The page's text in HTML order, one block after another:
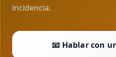
incidencia.
📧 Hablar con